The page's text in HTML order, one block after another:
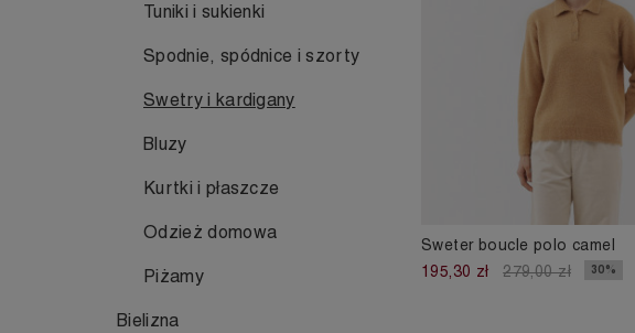
Tuniki i sukienki
Spodnie, spódnice i szorty
Swetry i kardigany
Bluzy
Kurtki i płaszcze
Odzież domowa
Piżamy
Bielizna
Sweter boucle polo camel
195,30 zł
279,00 zł 30%